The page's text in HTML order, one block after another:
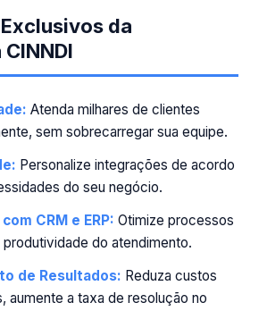
da
Atenda milhares de clientes
sem sobrecarregar sua equipe.
Personalize integrações de acordo
do seu negócio.
CRM e ERP: Otimize processos
produtividade do atendimento.
de Resultados: Reduza custos
aumente a taxa de resolução no